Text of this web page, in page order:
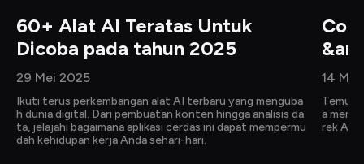
60+ Alat AI Teratas Untuk
Dicoba pada tahun 2025
29 Mei 2025
Ikuti terus perkembangan alat AI terbaru yang menguba
h dunia digital. Dari pembuatan konten hingga analisis da
ta, jelajahi bagaimana aplikasi cerdas ini dapat mempermu
dah kehidupan kerja Anda sehari-hari.
14
a
rek